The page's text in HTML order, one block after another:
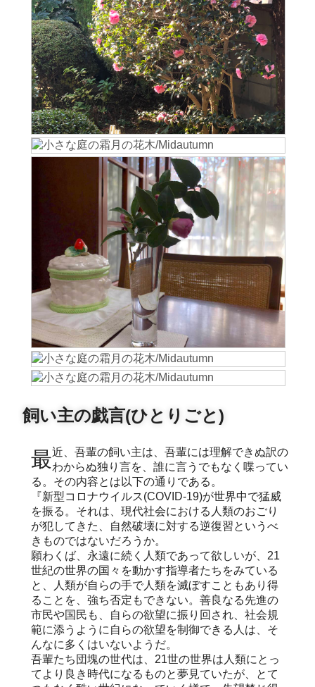
飼い主の戯言(ひとりごと)
最近、吾輩の飼い主は、吾輩には理解できぬ訳のわからぬ独り言を、誰に言うでもなく喋ってい
る。その内容とは以下の通りである。
『新型コロナウイルス(COVID-19)が世界中で猛威
を振る。それは、現代社会における人類のおごり
が犯してきた、自然破壊に対する逆復習というべ
きものではないだろうか。
願わくば、永遠に続く人類であって欲しいが、21
世紀の世界の国々を動かす指導者たちをみている
と、人類が自らの手で人類を滅ぼすこともあり得
ることを、強ち否定もできない。善良なる先進の
市民や国民も、自らの欲望に振り回され、社会規
範に添うように自らの欲望を制御できる人は、そ
んなに多くはいないようだ。
吾輩たち団塊の世代は、21世の世界は人類にとっ
てより良き時代になるものと夢見ていたが、とて